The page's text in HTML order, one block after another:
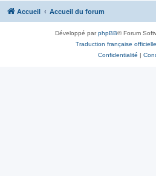
Accueil Accueil du forum
Développé parphpBB® Forum
Traduction française officielle
Confidentialité |